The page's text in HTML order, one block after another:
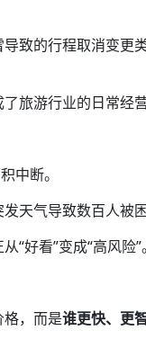
致的行程取消变更类
旅游行业的日常经营
中断。
天气导致数百人被困
“好看”变成“高风险”。
，而是谁更快、更